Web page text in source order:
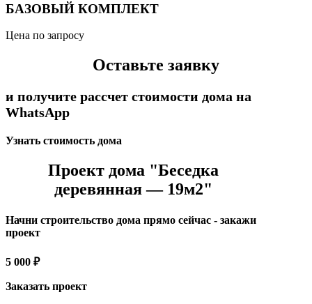
БАЗОВЫЙ КОМПЛЕКТ
Цена по запросу
Оставьте заявку
и получите рассчет стоимости дома на
WhatsApp
Узнать стоимость дома
Проект дома "Беседка
деревянная — 19м2"
Начни строительство дома прямо сейчас - закажи
проект
5 000 ₽
Заказать проект